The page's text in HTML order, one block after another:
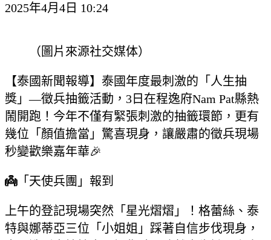
2025年4月4日 10:24
（圖片來源社交媒体）
【泰國新聞報導】泰國年度最刺激的「人生抽
獎」—徵兵抽籤活動，3日在程逸府Nam Pat縣熱
鬧開跑！今年不僅有緊張刺激的抽籤環節，更有
幾位「顏值擔當」驚喜現身，讓嚴肅的徵兵現場
秒變歡樂嘉年華🎉
👼「天使兵團」報到
上午的登記現場突然「星光熠熠」！格蕾絲、泰
特與娜蒂亞三位「小姐姐」踩著自信步伐現身，